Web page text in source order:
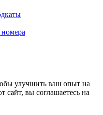
улучшить ваш опыт на
сайт, вы соглашаетесь на